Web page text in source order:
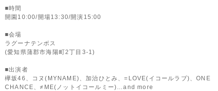
■時間
開園10:00/開場13:30/開演15:00
■会場
ラグーナテンボス
(愛知県蒲郡市海陽町2丁目3-1)
■出演者
欅坂46、コヌ(MYNAME)、加治ひとみ、=LOVE(イコールラブ)、ONE
CHANCE、≠ME(ノットイコールミー)…and more